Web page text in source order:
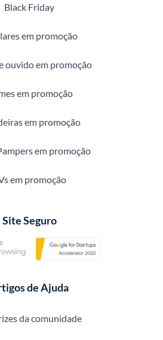
Black Friday
em promoção
ouvido em promoção
em promoção
em promoção
em promoção
em promoção
Site Seguro
de Ajuda
da comunidade